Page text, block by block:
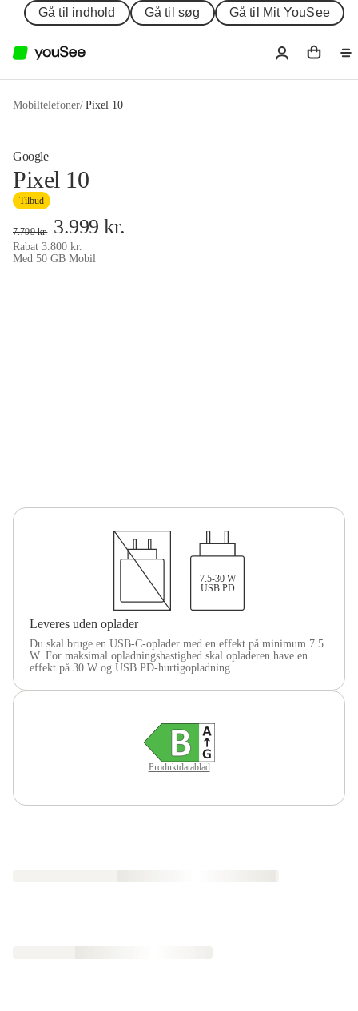
Gå til indhold Gå til søg Gå til Mit YouSee
Mobiltelefoner/ Pixel 10
Google
Pixel 10
Tilbud
7.799kr. 3.999kr.
Rabat 3.800 kr.
Med 50 GB Mobil
7.5-30 W
USB PD
Leveres uden oplader
Du skal bruge en USB-C-oplader med en effekt på minimum 7.5
W. For maksimal opladningshastighed skal opladeren have en
effekt på 30 W og USB PD-hurtigopladning.
Produktdatablad